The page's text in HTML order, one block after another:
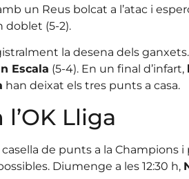
un Reus bolcat a l’atac i
(5-2).
la desena dels
Escala (5-4). En un final d’infart,
han deixat els tres punts a casa.
Lliga
de punts a la Champions i
Diumenge a les 12:30 h,